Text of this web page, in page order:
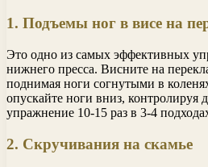
1. Подъемы ног в висе на
Это одно из самых эффективных
нижнего пресса. Висните на
поднимая ноги согнутыми в
опускайте ноги вниз, контролируя
упражнение 10-15 раз в 3-4
2. Скручивания на скамье